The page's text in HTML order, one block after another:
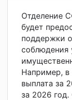
Отделение
будет
поддержки
соблюдения
Например, в
выплата за
за 2026